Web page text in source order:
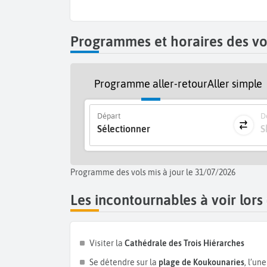
mouillage dans des criques secrètes ou
deTsougria. Pour les amateurs d’activités, l’île
Skiathos possède aussi une belle dimension
Chora.
Programmes et horaires des
Programme aller-retourAller simple
Départ
Sélectionner
Programme des vols mis à jour le 31/07/2026
Les incontournables à voir lors
Visiter la Cathédrale des Trois Hiérarches
Se détendre sur la plage de Koukounaries,